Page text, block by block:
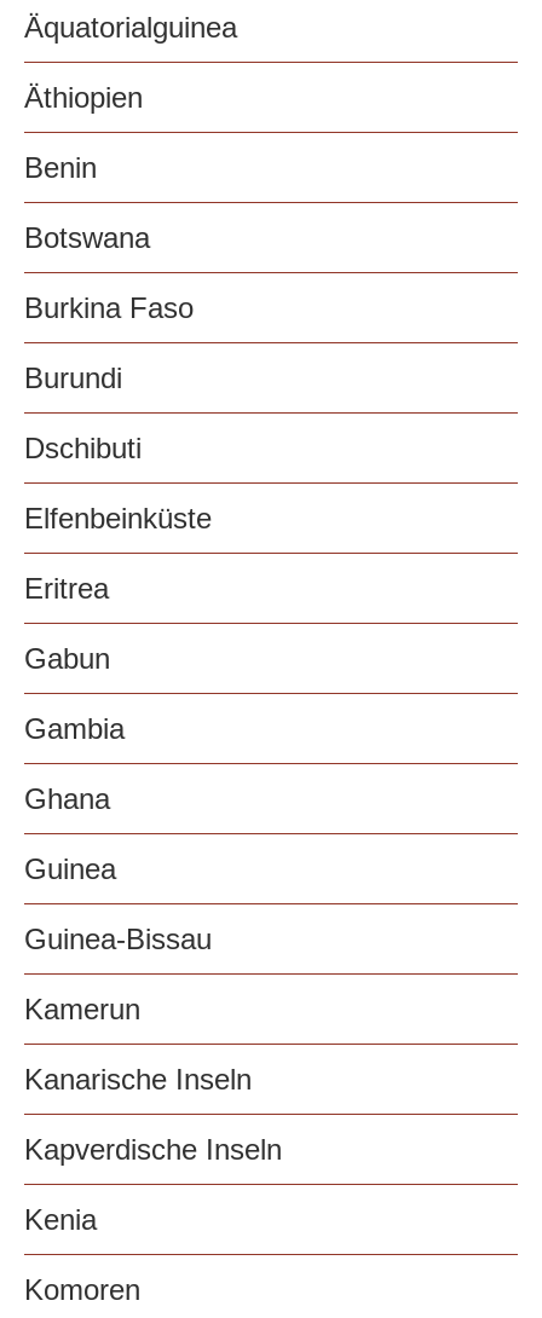
Äquatorialguinea
Äthiopien
Benin
Botswana
Burkina Faso
Burundi
Dschibuti
Elfenbeinküste
Eritrea
Gabun
Gambia
Ghana
Guinea
Guinea-Bissau
Kamerun
Kanarische Inseln
Kapverdische Inseln
Kenia
Komoren